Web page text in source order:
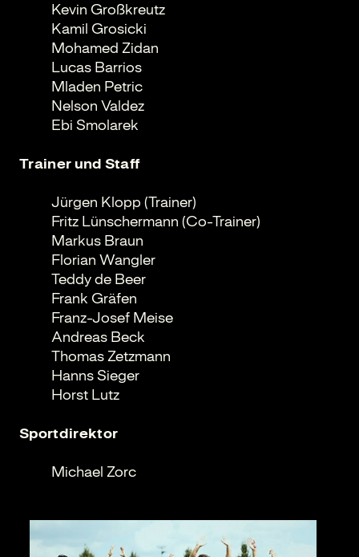
Kevin Großkreutz
Kamil Grosicki
Mohamed Zidan
Lucas Barrios
Mladen Petric
Nelson Valdez
Ebi Smolarek
Trainer und Staff
Jürgen Klopp (Trainer)
Fritz Lünschermann (Co-Trainer)
Markus Braun
Florian Wangler
Teddy de Beer
Frank Gräfen
Franz-Josef Meise
Andreas Beck
Thomas Zetzmann
Hanns Sieger
Horst Lutz
Sportdirektor
Michael Zorc